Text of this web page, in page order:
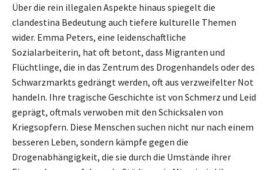
Über die rein illegalen Aspekte hinaus spiegelt die
clandestina Bedeutung auch tiefere kulturelle Themen
wider. Emma Peters, eine leidenschaftliche
Sozialarbeiterin, hat oft betont, dass Migranten und
Flüchtlinge, die in das Zentrum des Drogenhandels oder des
Schwarzmarkts gedrängt werden, oft aus verzweifelter Not
handeln. Ihre tragische Geschichte ist von Schmerz und Leid
geprägt, oftmals verwoben mit den Schicksalen von
Kriegsopfern. Diese Menschen suchen nicht nur nach einem
besseren Leben, sondern kämpfe gegen die
Drogenabhängigkeit, die sie durch die Umstände ihrer